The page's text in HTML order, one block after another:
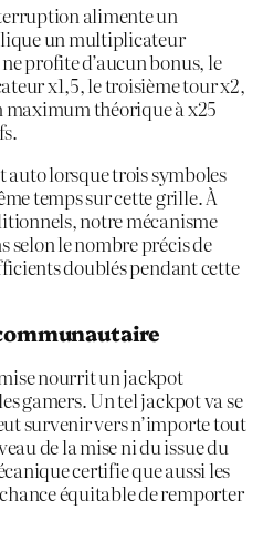
alimente un
un multiplicateur
profite d’aucun bonus, le
x1,5, le troisième tour x2,
maximum théorique à x25
auto lorsque trois symboles
temps sur cette grille. À
notre mécanisme
selon le nombre précis de
doublés pendant cette
nourrit un jackpot
gamers. Un tel jackpot va se
survenir vers n’importe tout
de la mise ni du issue du
certifie que aussi les
équitable de remporter